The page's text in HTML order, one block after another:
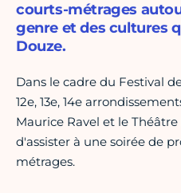
courts-métrages
genre et des cultures
Douze.
Dans le cadre du Festival
12e, 13e, 14e
Maurice Ravel et le
d'assister à une soirée de
métrages.